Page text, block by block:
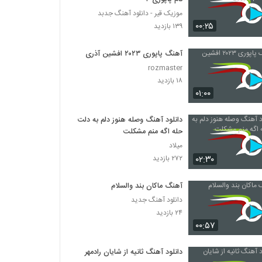
۰۰:۲۵
موزیک قیر - دانلود آهنگ جدبد
۱۳۹ بازدید
۰۱:۰۰
آهنگ پاپوری ۲۰۲۳ افشین آذری
rozmaster
۱۸ بازدید
۰۲:۳۰
دانلود آهنگ وصله هنوز دلم به دلت
حله اگه منم مشکلت
میلاد
۲۷۲ بازدید
۰۰:۵۷
آهنگ ماکان بند والسلام
دانلود آهنگ جدید
۲۴ بازدید
دانلود آهنگ ثانیه از شایان رادمهر